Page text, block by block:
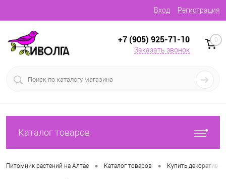
Вход Регистрация
+7 (905) 925-71-10
Заказать звонок
0
Каталог товаров
Питомник растений на Алтае • Каталог товаров • Купить